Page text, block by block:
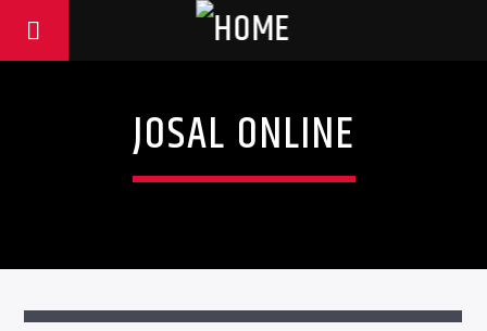
JOSAL ONLINE